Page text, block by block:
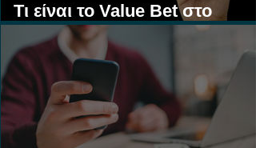
Τι είναι το Value Bet στο
Στοίχημα;